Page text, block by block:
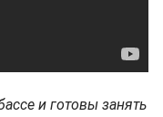
и готовы занять